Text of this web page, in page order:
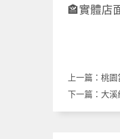
🏤實體店
上一篇： 桃園
下一篇： 大溪